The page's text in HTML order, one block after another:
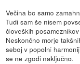
Večina bo samo
Tudi sam še nisem
človeških
Neskončno morje
seboj v popolni
se ne zgodi naključno.